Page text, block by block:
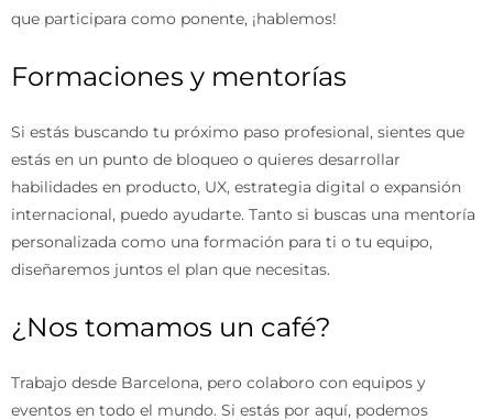
que participara como ponente, ¡hablemos!
Formaciones y mentorías
Si estás buscando tu próximo paso profesional, sientes que
estás en un punto de bloqueo o quieres desarrollar
habilidades en producto, UX, estrategia digital o expansión
internacional, puedo ayudarte. Tanto si buscas una mentoría
personalizada como una formación para ti o tu equipo,
diseñaremos juntos el plan que necesitas.
¿Nos tomamos un café?
Trabajo desde Barcelona, pero colaboro con equipos y
eventos en todo el mundo. Si estás por aquí, podemos